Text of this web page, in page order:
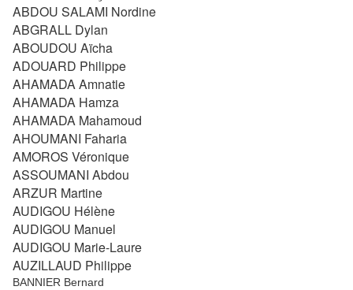
ABDOU SALAMI Nordine
ABGRALL Dylan
ABOUDOU Aïcha
ADOUARD Philippe
AHAMADA Amnatie
AHAMADA Hamza
AHAMADA Mahamoud
AHOUMANI Faharia
AMOROS Véronique
ASSOUMANI Abdou
ARZUR Martine
AUDIGOU Hélène
AUDIGOU Manuel
AUDIGOU Marie-Laure
AUZILLAUD Philippe
BANNIER Bernard